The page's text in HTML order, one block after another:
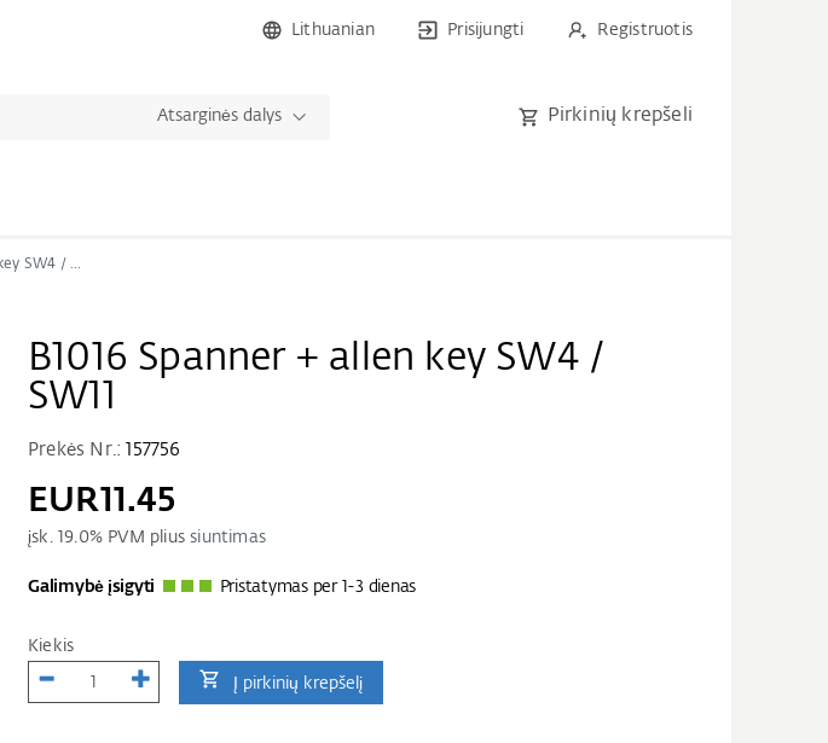
Lithuanian Prisijungti Registruotis
Atsarginės dalys Pirkinių krepšeli
B1016 Spanner + allen key SW4 / SW11
B1016 Spanner + allen key SW4 /
SW11
Prekės Nr.: 157756
EUR11.45
įsk. 19.0% PVM pliussiuntimas
Galimybė įsigyti Pristatymas per 1-3 dienas
Kiekis
Į pirkinių krepšelį